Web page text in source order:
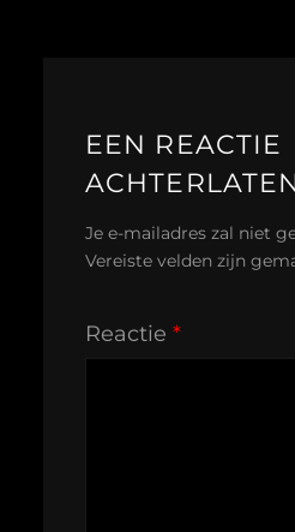
EEN REACTIE
Je e-mailadres zal niet
Vereiste velden zijn
Reactie *